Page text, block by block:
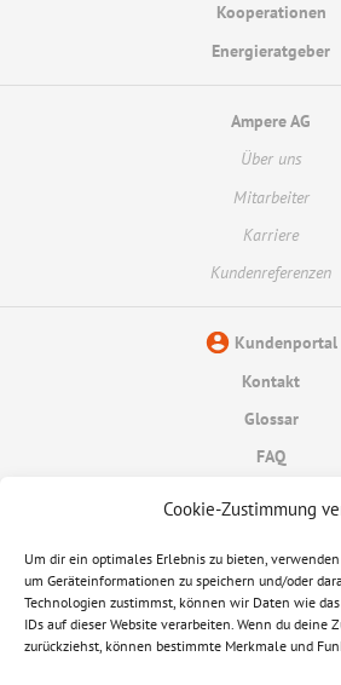
Cookie-Zustimmung
Um dir ein optimales Erlebnis zu bieten,
um Geräteinformationen zu speichern und/oder
Technologien zustimmst, können wir Daten wie
IDs auf dieser Website verarbeiten. Wenn du
zurückziehst, können bestimmte Merkmale und
Kooperationen
Energieratgeber
Ampere AG
Über uns
Mitarbeiter
Karriere
Kundenreferenzen
Kundenportal
Kontakt
Glossar
FAQ
Impressum
© 2026 Ampere AG